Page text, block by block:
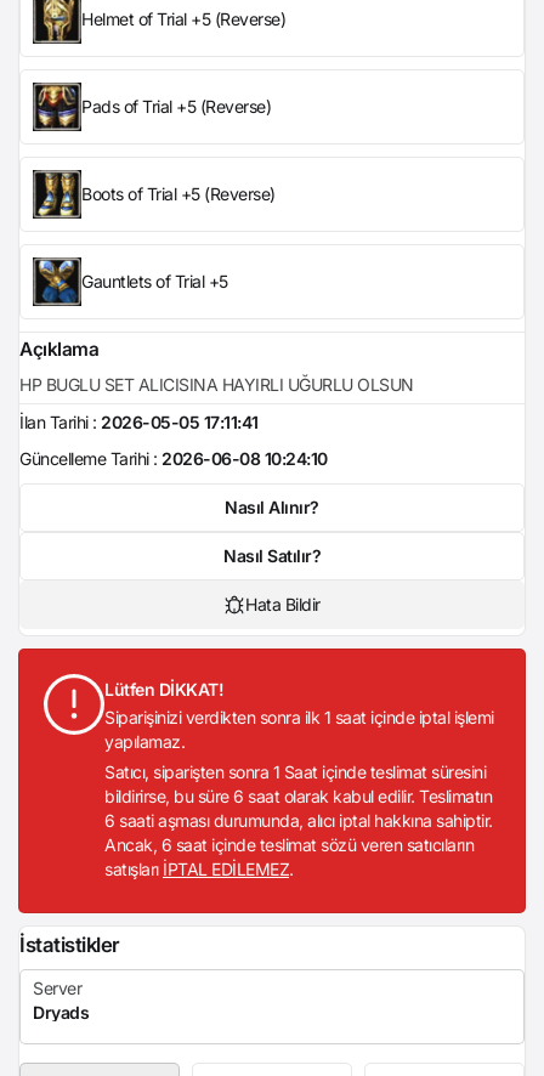
Helmet of Trial +5 (Reverse)
Pads of Trial +5 (Reverse)
Boots of Trial +5 (Reverse)
Gauntlets of Trial +5
Açıklama
HP BUGLU SET ALICISINA HAYIRLI UĞURLU OLSUN
İlan Tarihi : 2026-05-05 17:11:41
Güncelleme Tarihi : 2026-06-08 10:24:10
Nasıl Alınır?
Nasıl Satılır?
Hata Bildir
Lütfen DİKKAT!
Siparişinizi verdikten sonra ilk 1 saat içinde iptal işlemi
yapılamaz.
Satıcı, siparişten sonra 1 Saat içinde teslimat süresini
bildirirse, bu süre 6 saat olarak kabul edilir. Teslimatın
6 saati aşması durumunda, alıcı iptal hakkına sahiptir.
Ancak, 6 saat içinde teslimat sözü veren satıcıların
satışları İPTAL EDİLEMEZ.
İstatistikler